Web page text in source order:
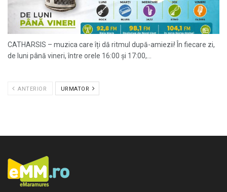
CATHARSIS – muzica care îți dă ritmul după-amiezii! În fiecare zi,
de luni până vineri, între orele 16:00 și 17:00,...
ANTERIOR URMATOR